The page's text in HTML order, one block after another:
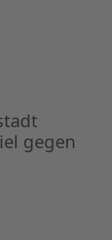
gegen